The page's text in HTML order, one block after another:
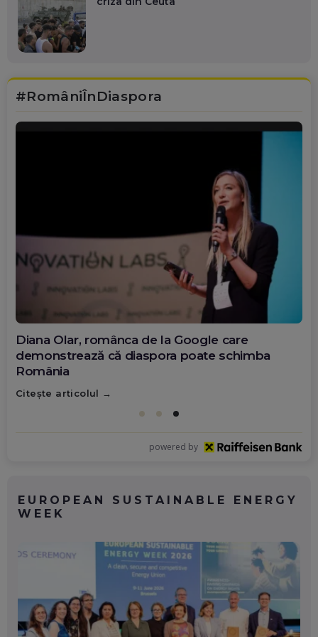
#RomâniÎnDiaspora
Diana Olar, românca de la Google care
demonstrează că diaspora poate schimba
România
Citește articolul
powered by
EUROPEAN SUSTAINABLE ENERGY
WEEK